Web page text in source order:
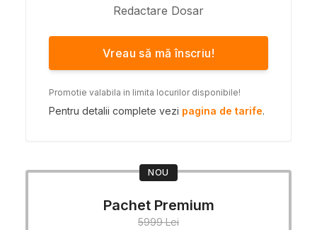
Redactare Dosar
Vreau să mă înscriu!
Promotie valabila in limita locurilor disponibile!
Pentru detalii complete vezi pagina de tarife.
NOU
Pachet Premium
5999 Lei